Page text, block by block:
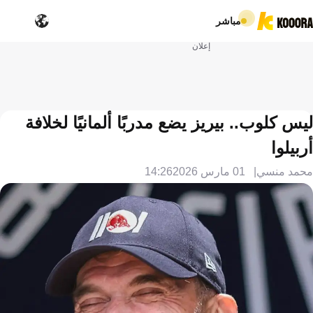
مباشر
إعلان
ليس كلوب.. بيريز يضع مدربًا ألمانيًا لخلافة
أربيلوا
محمد منسي 01 مارس 2026 14:26